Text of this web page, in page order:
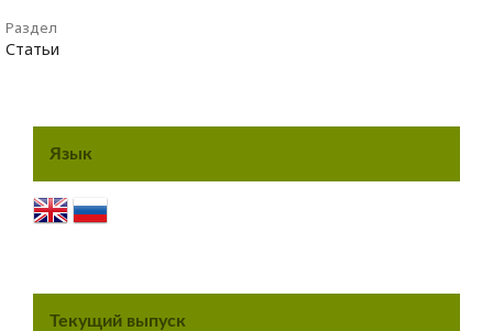
Раздел
Статьи
Язык
Текущий выпуск